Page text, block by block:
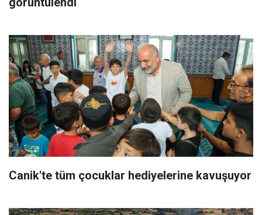
Canik'te tüm çocuklar hediyelerine kavuşuyor